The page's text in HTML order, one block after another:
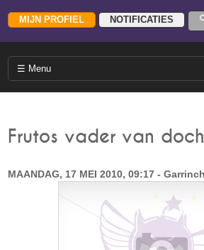
Frutos vader van
MAANDAG, 17 MEI 2010, 09:17 -